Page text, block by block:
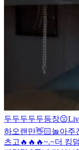
두두두두두등장😗
하오랜만👋🏻놀아주
츠고🔥🔥🔥~.~더 킹